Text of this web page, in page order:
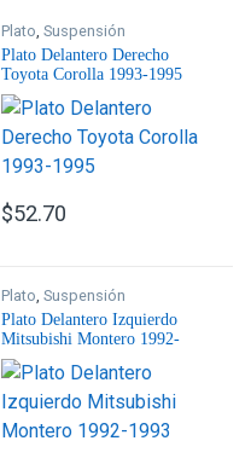
Plato,Suspensión
Plato Delantero Derecho
Toyota Corolla 1993-1995
$52.70
Plato,Suspensión
Plato Delantero Izquierdo
Mitsubishi Montero 1992-
1993